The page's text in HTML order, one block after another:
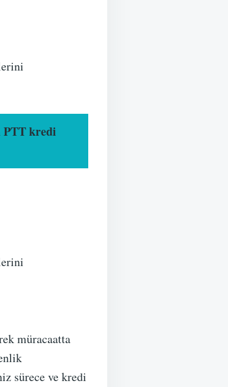
PTT kredi
müracaatta
sürece ve kredi